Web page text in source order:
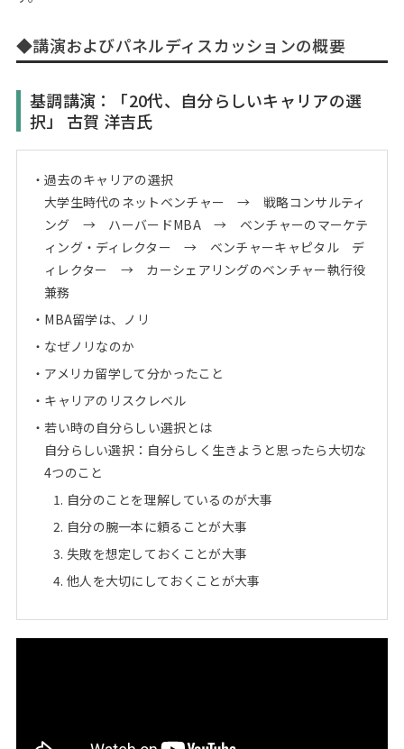
◆講演およびパネルディスカッションの概要
基調講演：「20代、自分らしいキャリアの選
択」 古賀 洋吉氏
過去のキャリアの選択
大学生時代のネットベンチャー → 戦略コンサルティ
ング → ハーバードMBA → ベンチャーのマーケテ
ィング・ディレクター → ベンチャーキャピタル デ
ィレクター → カーシェアリングのベンチャー執行役
兼務
MBA留学は、ノリ
なぜノリなのか
アメリカ留学して分かったこと
キャリアのリスクレベル
若い時の自分らしい選択とは
自分らしい選択：自分らしく生きようと思ったら大切な
4つのこと
自分のことを理解しているのが大事
自分の腕一本に頼ることが大事
失敗を想定しておくことが大事
他人を大切にしておくことが大事